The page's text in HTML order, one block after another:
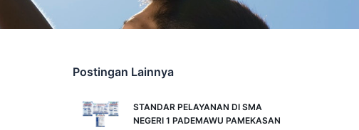
Postingan Lainnya
STANDAR PELAYANAN DI SMA
NEGERI 1 PADEMAWU PAMEKASAN